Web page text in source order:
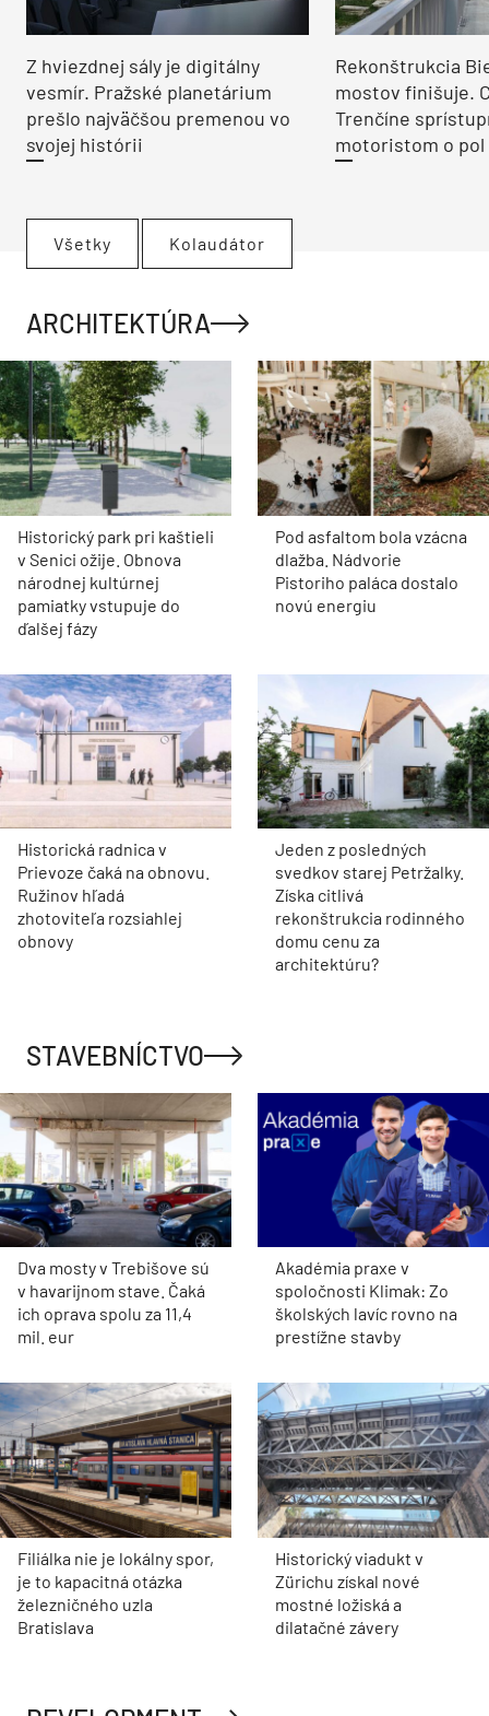
Z hviezdnej sály je digitálny
vesmír. Pražské planetárium
prešlo najväčšou premenou vo
svojej histórii
Rekonštrukcia
mostov finišuje.
Trenčíne
motoristom o pol
Všetky Kolaudátor
ARCHITEKTÚRA
Historický park pri kaštieli
v Senici ožije. Obnova
národnej kultúrnej
pamiatky vstupuje do
ďalšej fázy
Pod asfaltom bola vzácna
dlažba. Nádvorie
Pistoriho paláca dostalo
novú energiu
Historická radnica v
Prievoze čaká na obnovu.
Ružinov hľadá
zhotoviteľa rozsiahlej
obnovy
Jeden z posledných
svedkov starej Petržalky.
Získa citlivá
rekonštrukcia rodinného
domu cenu za
architektúru?
STAVEBNÍCTVO
Dva mosty v Trebišove sú
v havarijnom stave. Čaká
ich oprava spolu za 11,4
mil. eur
Akadémia praxe v
spoločnosti Klimak: Zo
školských lavíc rovno na
prestížne stavby
Filiálka nie je lokálny spor,
je to kapacitná otázka
železničného uzla
Bratislava
Historický viadukt v
Zürichu získal nové
mostné ložiská a
dilatačné závery